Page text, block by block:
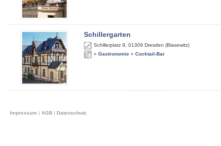
Schillergarten
Schillerplatz 9 01309 Dresden (Blasewitz)
» Gastronomie » Cocktail-Bar
Impressum | AGB | Datenschutz